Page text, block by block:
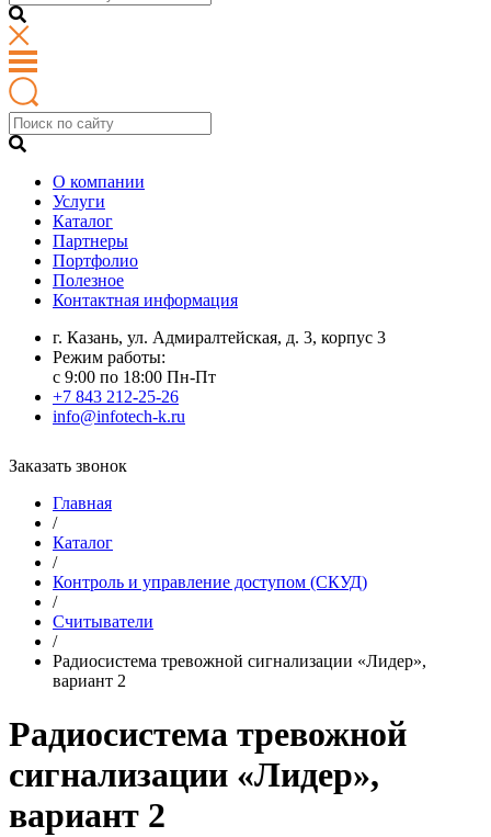
О компании
Услуги
Каталог
Партнеры
Портфолио
Полезное
Контактная информация
г. Казань, ул. Адмиралтейская, д. 3, корпус 3
Режим работы:
с 9:00 по 18:00 Пн-Пт
+7 843 212-25-26
info@infotech-k.ru
Заказать звонок
Главная
/
Каталог
/
Контроль и управление доступом (СКУД)
/
Считыватели
/
Радиосистема тревожной сигнализации «Лидер»,
вариант 2
Радиосистема тревожной
сигнализации «Лидер»,
вариант 2